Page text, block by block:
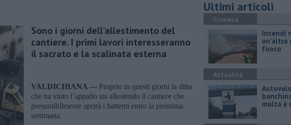
Sono i giorni dell’allestimento del
cantiere. I primi lavori interesseranno
il sacrato e la scalinata esterna
VALDICHIANA — Proprio in questi giorni la ditta
che ha vinto l’appalto sta allestendo il cantiere che
presumibilmente aprirà i battenti entro la prossima
settimana.
Ultimi articoli
Cronaca
Incendi
un'altra
fuoco
Attualità
multa è